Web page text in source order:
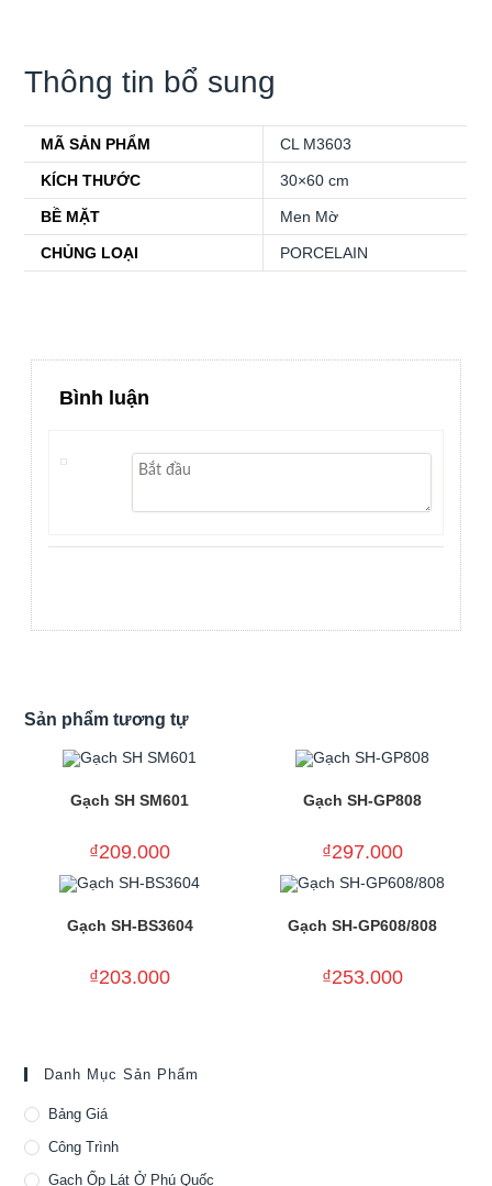
Thông tin bổ sung
MÃ SẢN PHẨM CL M3603
KÍCH THƯỚC 30×60 cm
BỀ MẶT Men Mờ
CHỦNG LOẠI PORCELAIN
Bình luận
Sản phẩm tương tự
Gạch SH SM601
₫209.000
Gạch SH-GP808
₫297.000
Gạch SH-BS3604
₫203.000
Gạch SH-GP608/808
₫253.000
Danh Mục Sản Phẩm
Bảng Giá
Công Trình
Gạch Ốp Lát Ở Phú Quốc